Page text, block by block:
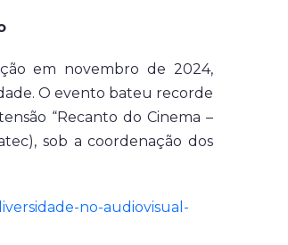
em novembro de 2024,
O evento bateu recorde
“Recanto do Cinema –
sob a coordenação dos
no-audiovisual-